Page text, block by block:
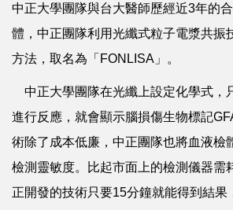
中正大學團隊與台大醫師歷經近3年的
體，中正團隊利用光纖式粒子電漿共振
方法，取名為「FONLISA」。
中正大學團隊在光纖上設定化學式，
進行反應，就會顯示腦損傷生物標記
術除了成本低廉，中正團隊也將血液檢
檢測靈敏度。比起市面上的檢測儀器需
正開發的技術只要15分鐘就能得到結果